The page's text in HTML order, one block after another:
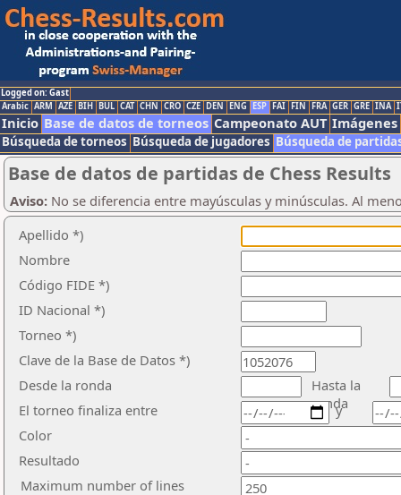
Logged on: Gast
Arabic ARM AZE BIH BUL CAT CHN CRO CZE DEN ENG ESP FAI FIN FRA GER GRE INA
Inicio Base de datos de torneos Campeonato AUT Imágenes
Búsqueda de torneos Búsqueda de jugadores Búsqueda de
Base de datos de partidas de Chess Results
Aviso: No se diferencia entre mayúsculas y minúsculas. Al
Apellido *)
Nombre
Código FIDE *)
ID Nacional *)
Torneo *)
Clave de la Base de Datos *)
Desde la ronda
Hasta la
ronda
El torneo finaliza entre
Color
Resultado
y
Maximum number of lines